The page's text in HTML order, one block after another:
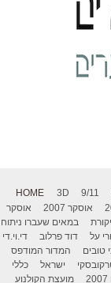
HOME 3D 9/11
אוסקר 2007
אוסקר
במאים שעברו ניתוח
על דוד פרלוב
די.וי.די
טובים
המדור המודפס
ישראל
כללי
מועצת הקולנוע